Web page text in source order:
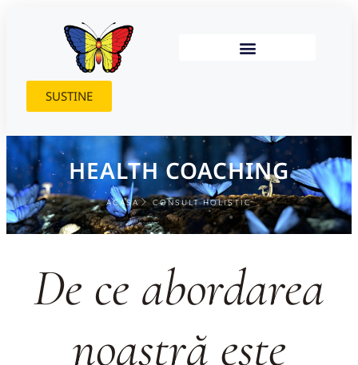
SUSTINE
HEALTH COACHING
ACASA CONSULT HOLISTIC
De ce abordarea
noastră este